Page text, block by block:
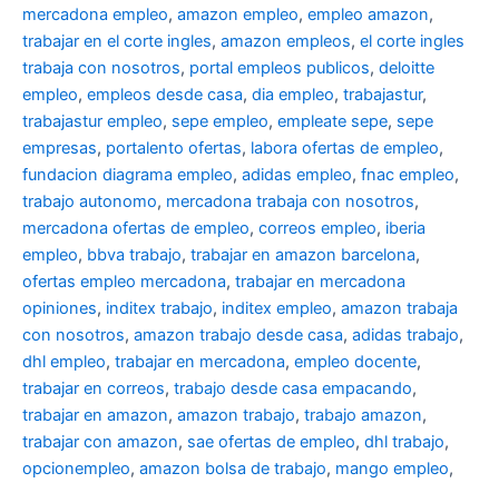
mercadona empleo, amazon empleo, empleo amazon,
trabajar en el corte ingles, amazon empleos, el corte ingles
trabaja con nosotros, portal empleos publicos, deloitte
empleo, empleos desde casa, dia empleo, trabajastur,
trabajastur empleo, sepe empleo, empleate sepe, sepe
empresas, portalento ofertas, labora ofertas de empleo,
fundacion diagrama empleo, adidas empleo, fnac empleo,
trabajo autonomo, mercadona trabaja con nosotros,
mercadona ofertas de empleo, correos empleo, iberia
empleo, bbva trabajo, trabajar en amazon barcelona,
ofertas empleo mercadona, trabajar en mercadona
opiniones, inditex trabajo, inditex empleo, amazon trabaja
con nosotros, amazon trabajo desde casa, adidas trabajo,
dhl empleo, trabajar en mercadona, empleo docente,
trabajar en correos, trabajo desde casa empacando,
trabajar en amazon, amazon trabajo, trabajo amazon,
trabajar con amazon, sae ofertas de empleo, dhl trabajo,
opcionempleo, amazon bolsa de trabajo, mango empleo,